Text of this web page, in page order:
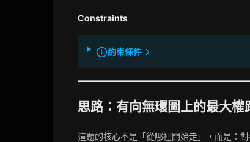
Constraints
約束條件
思路：有向無環圖上的最大權
這題的核心不是「從哪裡開始走」，而是：